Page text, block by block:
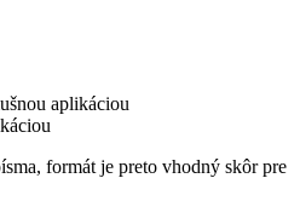
aplikáciou
formát je preto vhodný skôr pre